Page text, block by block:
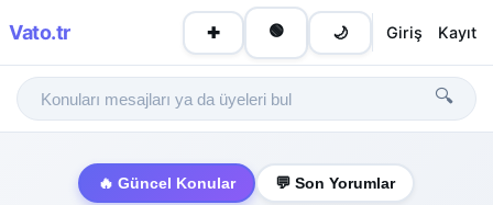
Vato.tr ✚ 🟢 🌙 Giriş Kayıt
🔍
🔥 Güncel Konular 💬 Son Yorumlar